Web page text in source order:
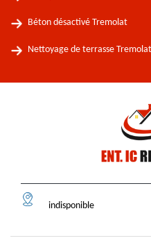
Béton désactivé Tremolat
Nettoyage de terrasse Tremolat
indisponible